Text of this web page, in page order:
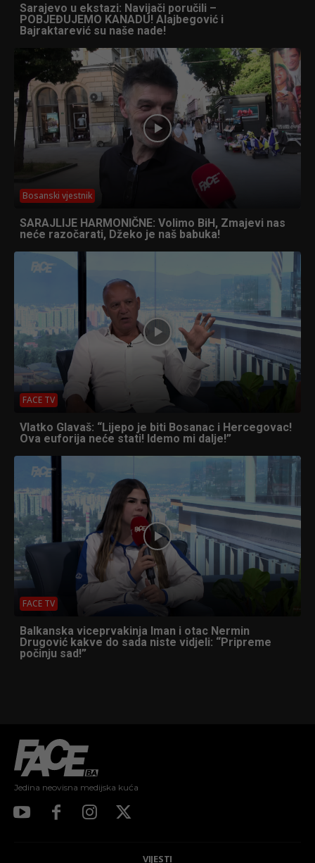
Sarajevo u ekstazi: Navijači poručili –
POBJEĐUJEMO KANADU! Alajbegović i
Bajraktarević su naše nade!
Bosanski vjestnik
SARAJLIJE HARMONIČNE: Volimo BiH, Zmajevi nas
neće razočarati, Džeko je naš babuka!
FACE TV
Vlatko Glavaš: “Lijepo je biti Bosanac i Hercegovac!
Ova euforija neće stati! Idemo mi dalje!”
FACE TV
Balkanska viceprvakinja Iman i otac Nermin
Drugović kakve do sada niste vidjeli: “Pripreme
počinju sad!”
Jedina neovisna medijska kuća
VIJESTI